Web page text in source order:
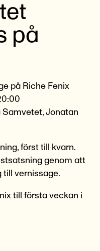
på
på Riche Fenix
Samvetet, Jonatan
först till kvarn.
genom att
till vernissage.
till första veckan i